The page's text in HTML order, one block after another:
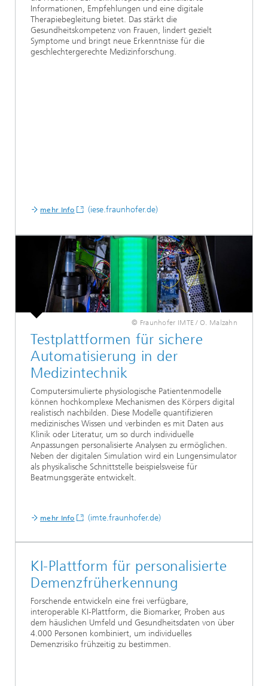
Informationen, Empfehlungen und eine digitale
Therapiebegleitung bietet. Das stärkt die
Gesundheitskompetenz von Frauen, lindert gezielt
Symptome und bringt neue Erkenntnisse für die
geschlechtergerechte Medizinforschung.
mehr Info (iese.fraunhofer.de)
© Fraunhofer IMTE / O. Malzahn
Testplattformen für sichere
Automatisierung in der
Medizintechnik
Computersimulierte physiologische Patientenmodelle
können hochkomplexe Mechanismen des Körpers digital
realistisch nachbilden. Diese Modelle quantifizieren
medizinisches Wissen und verbinden es mit Daten aus
Klinik oder Literatur, um so durch individuelle
Anpassungen personalisierte Analysen zu ermöglichen.
Neben der digitalen Simulation wird ein Lungensimulator
als physikalische Schnittstelle beispielsweise für
Beatmungsgeräte entwickelt.
mehr Info (imte.fraunhofer.de)
KI-Plattform für personalisierte
Demenzfrüherkennung
Forschende entwickeln eine frei verfügbare,
interoperable KI-Plattform, die Biomarker, Proben aus
dem häuslichen Umfeld und Gesundheitsdaten von über
4.000 Personen kombiniert, um individuelles
Demenzrisiko frühzeitig zu bestimmen.